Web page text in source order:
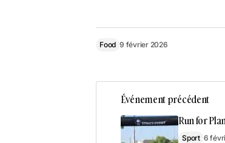
Food 9 février 2026
Événement précédent
Run for
Sport 6